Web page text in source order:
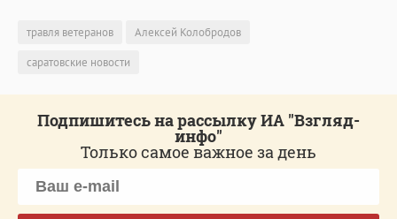
травля ветеранов
Алексей Колобродов
саратовские новости
Подпишитесь на рассылку ИА "Взгляд-
инфо"
Только самое важное за день